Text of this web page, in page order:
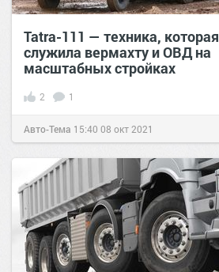
Tatra-111 — техника, которая
служила вермахту и ОВД на
масштабных стройках
2 1
Авто-Тема 15:40 08 окт 2021